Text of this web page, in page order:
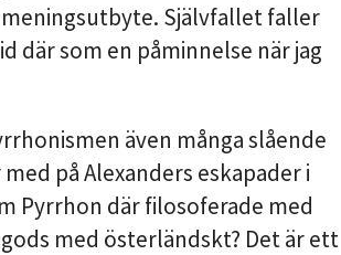
Självfallet faller
där som en påminnelse när jag
även många slående
på Alexanders eskapader i
Pyrrhon där filosoferade med
med österländskt? Det är ett